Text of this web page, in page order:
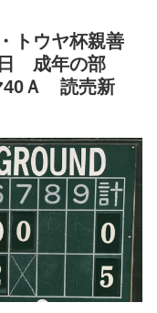
トウヤ杯親善
日 成年の部
40Ａ 読売新